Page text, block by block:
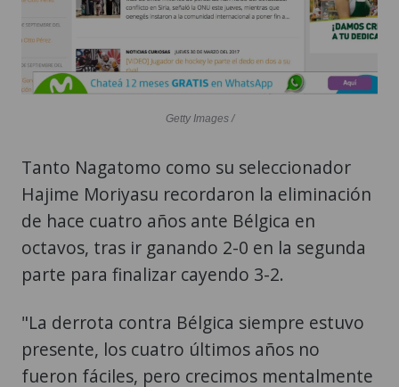
Getty Images /
Tanto Nagatomo como su seleccionador
Hajime Moriyasu recordaron la eliminación
de hace cuatro años ante Bélgica en
octavos, tras ir ganando 2-0 en la segunda
parte para finalizar cayendo 3-2.
"La derrota contra Bélgica siempre estuvo
presente, los cuatro últimos años no
fueron fáciles, pero crecimos mentalmente